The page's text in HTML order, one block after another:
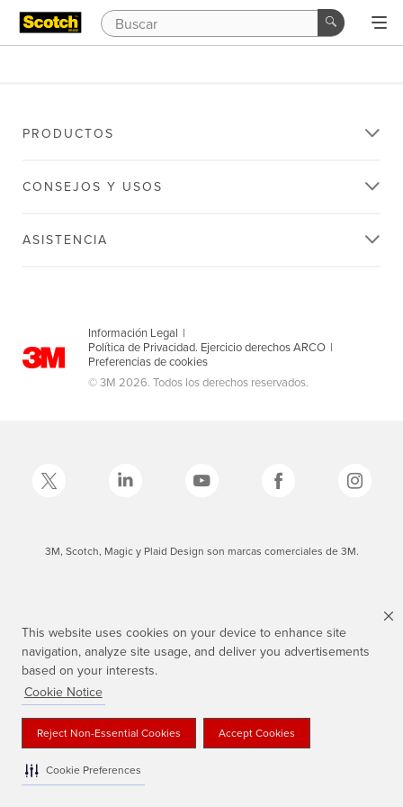
This website uses cookies on your device to enhance site
navigation, analyze site usage, and deliver you advertisements
based on your interests.
Cookie Notice
Reject Non-Essential Cookies Accept Cookies
Cookie Preferences
PRODUCTOS
CONSEJOS Y USOS
ASISTENCIA
Información Legal |
Política de Privacidad. Ejercicio derechos ARCO |
Preferencias de cookies
© 3M 2026. Todos los derechos reservados.
3M, Scotch, Magic y Plaid Design son marcas comerciales de 3M.